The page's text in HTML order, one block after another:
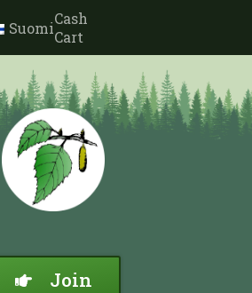
SuomiCash
Cart
Join